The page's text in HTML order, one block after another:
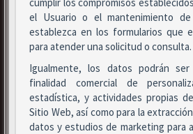
el Usuario o el mantenimiento
establezca en los formularios que
para atender una solicitud o consulta.
Igualmente, los datos podrán
finalidad comercial de
estadística, y actividades propias
Sitio Web, así como para la
datos y estudios de marketing para